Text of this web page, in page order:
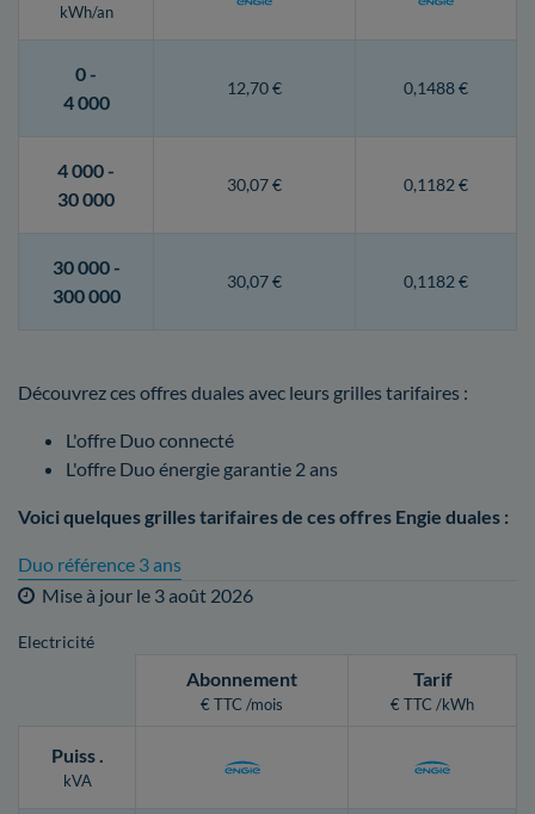
kWh/an
0 -
4 000
12,70 € 0,1488 €
4 000 -
30 000
30,07 € 0,1182 €
30 000 -
300 000
30,07 € 0,1182 €
Découvrez ces offres duales avec leurs grilles tarifaires :
L'offre Duo connecté
L'offre Duo énergie garantie 2 ans
Voici quelques grilles tarifaires de ces offres Engie duales :
Duo référence 3 ans
Mise à jour le 3 août 2026
Electricité
Abonnement
€ TTC /mois
Tarif
€ TTC /kWh
Puiss.
kVA